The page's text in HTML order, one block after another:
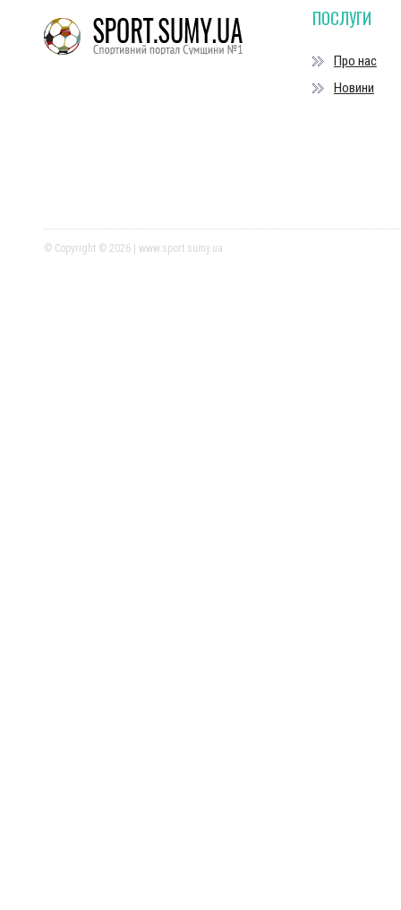
ПОСЛУГИ
Про нас
Новини
© Copyright © 2026 | www.sport.sumy.ua